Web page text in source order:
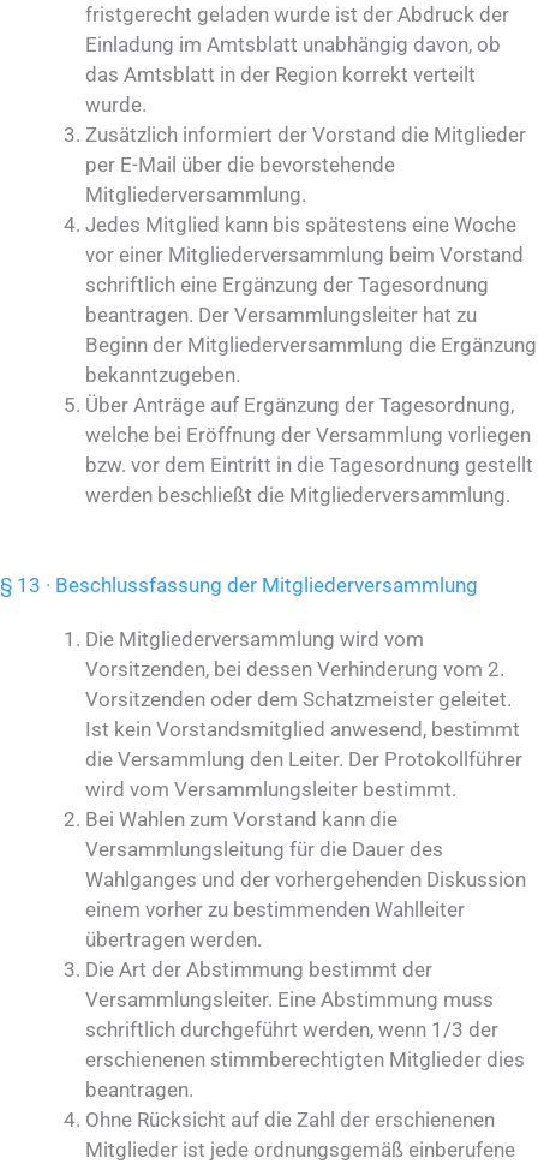
fristgerecht geladen wurde ist der Abdruck der
Einladung im Amtsblatt unabhängig davon, ob
das Amtsblatt in der Region korrekt verteilt
wurde.
Zusätzlich informiert der Vorstand die Mitglieder
per E-Mail über die bevorstehende
Mitgliederversammlung.
Jedes Mitglied kann bis spätestens eine Woche
vor einer Mitgliederversammlung beim Vorstand
schriftlich eine Ergänzung der Tagesordnung
beantragen. Der Versammlungsleiter hat zu
Beginn der Mitgliederversammlung die Ergänzung
bekanntzugeben.
Über Anträge auf Ergänzung der Tagesordnung,
welche bei Eröffnung der Versammlung vorliegen
bzw. vor dem Eintritt in die Tagesordnung gestellt
werden beschließt die Mitgliederversammlung.
§ 13 · Beschlussfassung der Mitgliederversammlung
Die Mitgliederversammlung wird vom
Vorsitzenden, bei dessen Verhinderung vom 2.
Vorsitzenden oder dem Schatzmeister geleitet.
Ist kein Vorstandsmitglied anwesend, bestimmt
die Versammlung den Leiter. Der Protokollführer
wird vom Versammlungsleiter bestimmt.
Bei Wahlen zum Vorstand kann die
Versammlungsleitung für die Dauer des
Wahlganges und der vorhergehenden Diskussion
einem vorher zu bestimmenden Wahlleiter
übertragen werden.
Die Art der Abstimmung bestimmt der
Versammlungsleiter. Eine Abstimmung muss
schriftlich durchgeführt werden, wenn 1/3 der
erschienenen stimmberechtigten Mitglieder dies
beantragen.
Ohne Rücksicht auf die Zahl der erschienenen
Mitglieder ist jede ordnungsgemäß einberufene